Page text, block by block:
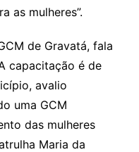
as mulheres”.
de Gravatá, fala
capacitação é de
avalio
uma GCM
das mulheres
Maria da